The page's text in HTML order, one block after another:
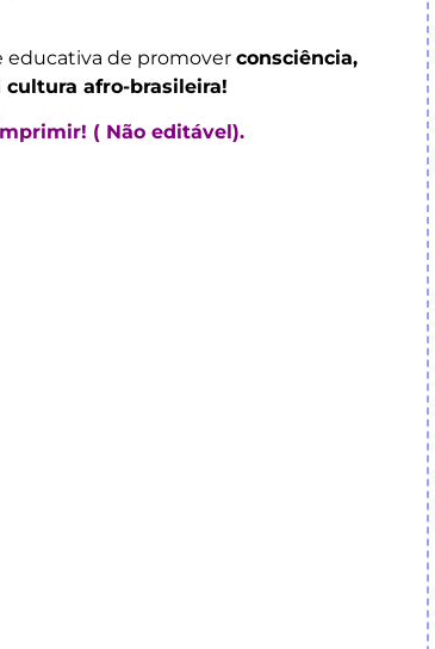
educativa de promoverconsciência,
afro-brasileira!
( Não editável).